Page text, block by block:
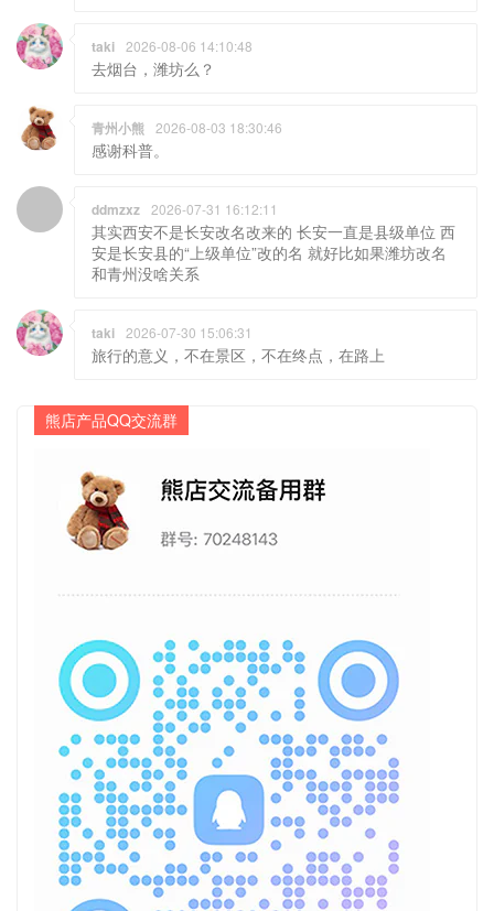
taki 2026-08-06 14:10:48
去烟台，潍坊么？
青州小熊 2026-08-03 18:30:46
感谢科普。
ddmzxz 2026-07-31 16:12:11
其实西安不是长安改名改来的 长安一直是县级单位 西
安是长安县的“上级单位”改的名 就好比如果潍坊改名
和青州没啥关系
taki 2026-07-30 15:06:31
旅行的意义，不在景区，不在终点，在路上
熊店产品QQ交流群